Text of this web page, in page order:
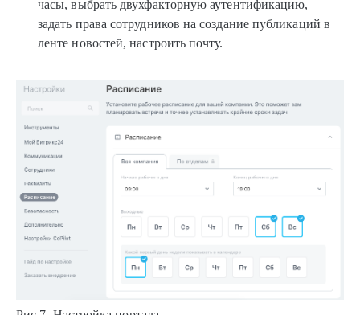
часы, выбрать двухфакторную аутентификацию,
задать права сотрудников на создание публикаций в
ленте новостей, настроить почту.